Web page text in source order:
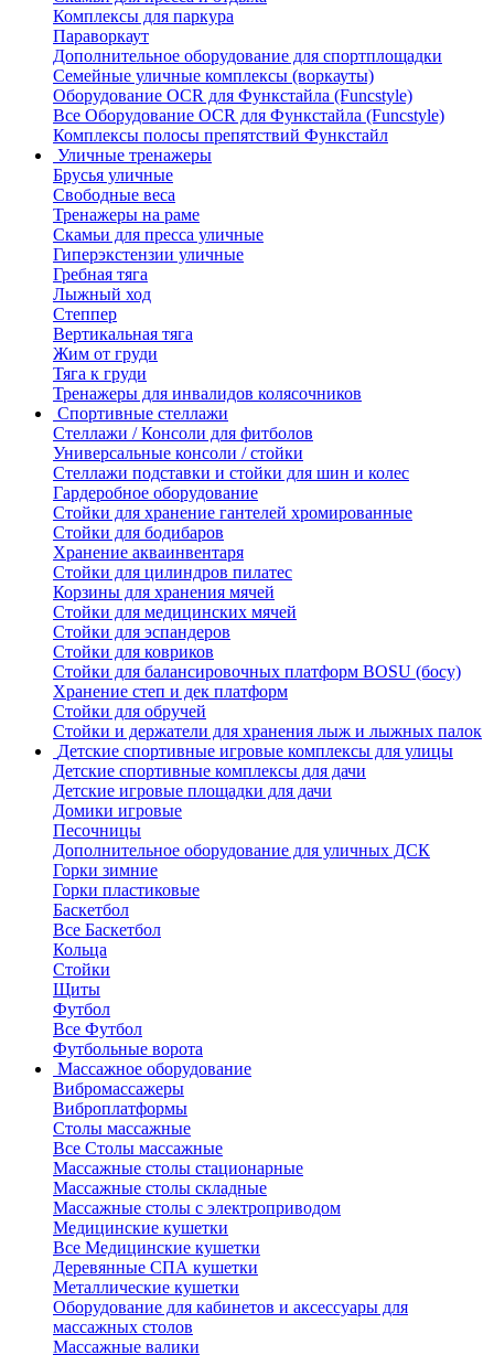
Комплексы для паркура
Параворкаут
Дополнительное оборудование для спортплощадки
Семейные уличные комплексы (воркауты)
Оборудование OCR для Функстайла (Funcstyle)
Все Оборудование OCR для Функстайла (Funcstyle)
Комплексы полосы препятствий Функстайл
Уличные тренажеры
Брусья уличные
Свободные веса
Тренажеры на раме
Скамьи для пресса уличные
Гиперэкстензии уличные
Гребная тяга
Лыжный ход
Степпер
Вертикальная тяга
Жим от груди
Тяга к груди
Тренажеры для инвалидов колясочников
Спортивные стеллажи
Стеллажи / Консоли для фитболов
Универсальные консоли / стойки
Стеллажи подставки и стойки для шин и колес
Гардеробное оборудование
Стойки для хранение гантелей хромированные
Стойки для бодибаров
Хранение акваинвентаря
Стойки для цилиндров пилатес
Корзины для хранения мячей
Стойки для медицинских мячей
Стойки для эспандеров
Стойки для ковриков
Стойки для балансировочных платформ BOSU (босу)
Хранение степ и дек платформ
Стойки для обручей
Стойки и держатели для хранения лыж и лыжных палок
Детские спортивные игровые комплексы для улицы
Детские спортивные комплексы для дачи
Детские игровые площадки для дачи
Домики игровые
Песочницы
Дополнительное оборудование для уличных ДСК
Горки зимние
Горки пластиковые
Баскетбол
Все Баскетбол
Кольца
Стойки
Щиты
Футбол
Все Футбол
Футбольные ворота
Массажное оборудование
Вибромассажеры
Виброплатформы
Столы массажные
Все Столы массажные
Массажные столы стационарные
Массажные столы складные
Массажные столы с электроприводом
Медицинские кушетки
Все Медицинские кушетки
Деревянные СПА кушетки
Металлические кушетки
Оборудование для кабинетов и аксессуары для
массажных столов
Массажные валики